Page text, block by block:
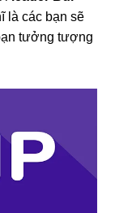
là các bạn sẽ
tưởng tượng